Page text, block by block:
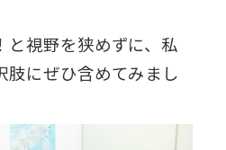
と視野を狭めずに、私
肢にぜひ含めてみまし